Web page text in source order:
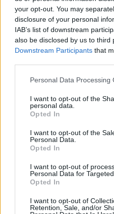
your opt-out. You may
disclosure of your personal
IAB’s list of downstream
also be disclosed by us to third
Downstream Participants that
Personal Data Processing
I want to opt-out of the
personal data.
Opted In
I want to opt-out of the
Personal Data.
Opted In
I want to opt-out of
Personal Data for
Opted In
I want to opt-out of
Retention, Sale, and/or
Русия започна да
продукти от Южна
07.08.2026 / 17:05